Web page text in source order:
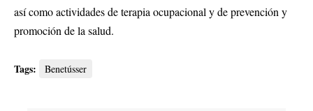
así como actividades de terapia ocupacional y de prevención y
promoción de la salud.
Tags: Benetússer